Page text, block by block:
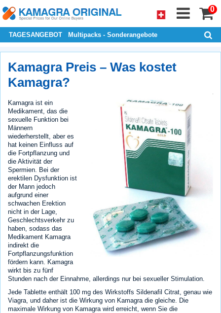
0
TAGESANGEBOT Multipacks - Sonderangebote
Kamagra Preis – Was kostet
Kamagra?
Kamagra ist ein
Medikament, das die
sexuelle Funktion bei
Männern
wiederherstellt, aber es
hat keinen Einfluss auf
die Fortpflanzung und
die Aktivität der
Spermien. Bei der
erektilen Dysfunktion ist
der Mann jedoch
aufgrund einer
schwachen Erektion
nicht in der Lage,
Geschlechtsverkehr zu
haben, sodass das
Medikament Kamagra
indirekt die
Fortpflanzungsfunktion
fördern kann. Kamagra
wirkt bis zu fünf
Stunden nach der Einnahme, allerdings nur bei sexueller Stimulation.
Jede Tablette enthält 100 mg des Wirkstoffs Sildenafil Citrat, genau wie
Viagra, und daher ist die Wirkung von Kamagra die gleiche. Die
maximale Wirkung von Kamagra wird erreicht, wenn Sie die